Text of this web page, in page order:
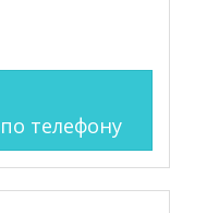
по телефону